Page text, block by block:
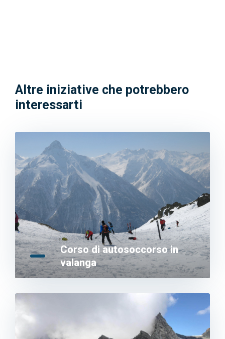
Altre iniziative che potrebbero
interessarti
Corso di autosoccorso in
valanga